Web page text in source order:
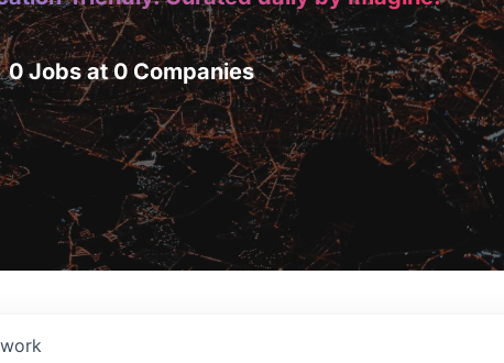
0 Jobs at 0 Companies